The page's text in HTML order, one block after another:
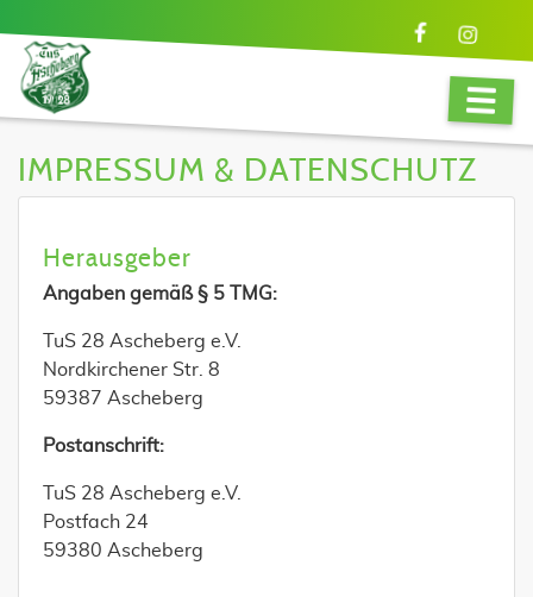
IMPRESSUM & DATENSCHUTZ
Herausgeber
Angaben gemäß § 5 TMG:
TuS 28 Ascheberg e.V.
Nordkirchener Str. 8
59387 Ascheberg
Postanschrift:
TuS 28 Ascheberg e.V.
Postfach 24
59380 Ascheberg